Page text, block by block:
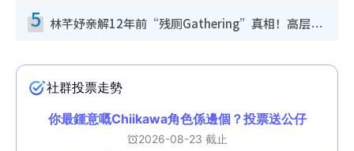
5 林芊妤亲解12年前“残厕Gathering”真相！高层解约一句话重创尊严，至今拒返TVB